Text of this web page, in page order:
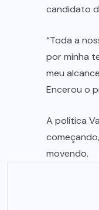
candidato
“Toda a
por minha
meu
Encerou o
A política
movendo.